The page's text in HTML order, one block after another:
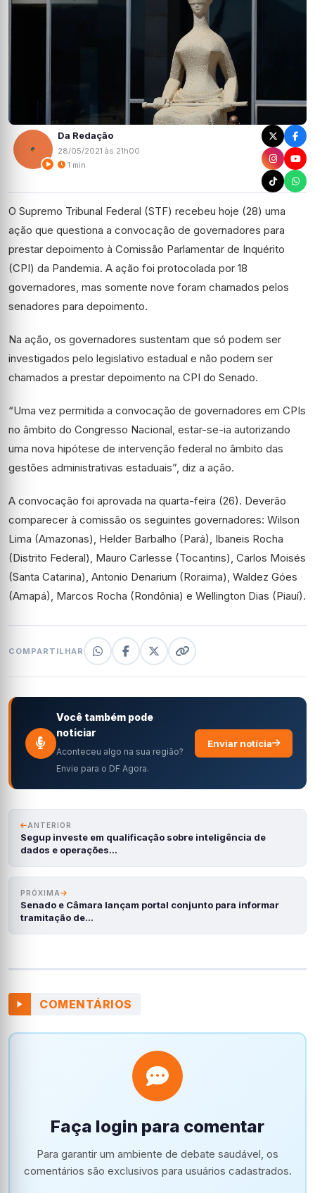
Da Redação
28/05/2021 às 21h00
1 min
O Supremo Tribunal Federal (STF) recebeu hoje (28) uma
ação que questiona a convocação de governadores para
prestar depoimento à Comissão Parlamentar de Inquérito
(CPI) da Pandemia. A ação foi protocolada por 18
governadores, mas somente nove foram chamados pelos
senadores para depoimento.
Na ação, os governadores sustentam que só podem ser
investigados pelo legislativo estadual e não podem ser
chamados a prestar depoimento na CPI do Senado.
“Uma vez permitida a convocação de governadores em CPIs
no âmbito do Congresso Nacional, estar-se-ia autorizando
uma nova hipótese de intervenção federal no âmbito das
gestões administrativas estaduais”, diz a ação.
A convocação foi aprovada na quarta-feira (26). Deverão
comparecer à comissão os seguintes governadores: Wilson
Lima (Amazonas), Helder Barbalho (Pará), Ibaneis Rocha
(Distrito Federal), Mauro Carlesse (Tocantins), Carlos Moisés
(Santa Catarina), Antonio Denarium (Roraima), Waldez Góes
(Amapá), Marcos Rocha (Rondônia) e Wellington Dias (Piauí).
COMPARTILHAR
Você também pode
noticiar
Aconteceu algo na sua região?
Envie para o DF Agora.
Enviar notícia
ANTERIOR
Segup investe em qualificação sobre inteligência de
dados e operações…
PRÓXIMA
Senado e Câmara lançam portal conjunto para informar
tramitação de…
COMENTÁRIOS
Faça login para comentar
Para garantir um ambiente de debate saudável, os
comentários são exclusivos para usuários cadastrados.